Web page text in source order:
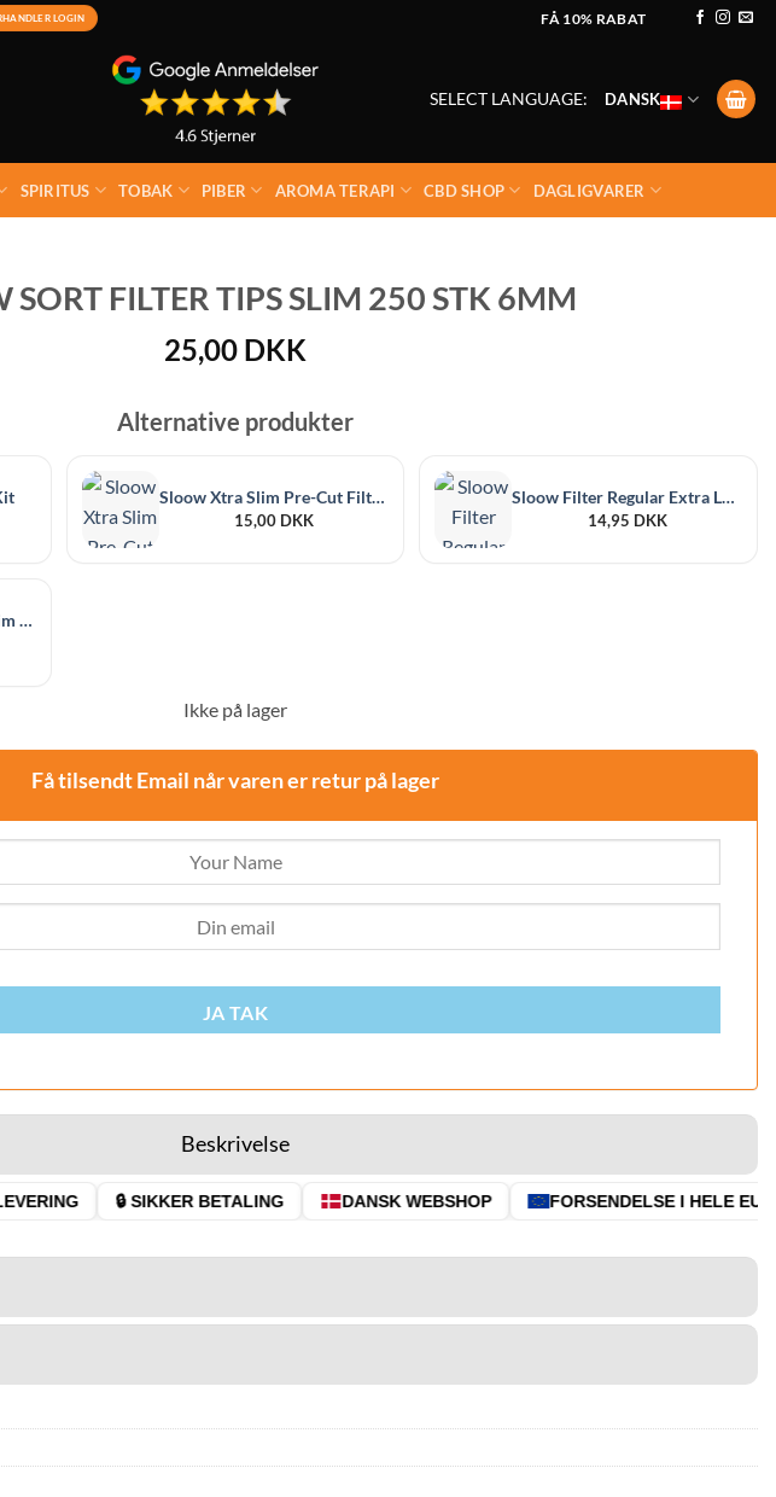
LOGIN FÅ 10% RABAT
SELECT LANGUAGE: DANSK
SPIRITUS TOBAK PIBER AROMA TERAPI CBD SHOP DAGLIGVARER
SORT FILTER TIPS SLIM 250 STK 6MM
25,00 DKK
Alternative produkter
Sloow Xtra Slim Pre-Cut Filter Tips 5.7mm 120 Stk
15,00 DKK
Sloow Filter Regular Extra Long 8mm 100 Stk
14,95 DKK
Sloow Black Filter Tips Slim 6 mm 120 Stk
Ikke på lager
Få tilsendt Email når varen er retur på lager
JA TAK
Beskrivelse
🔒 SIKKER BETALING DANSK WEBSHOP FORSENDELSE I HELE EU